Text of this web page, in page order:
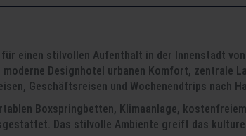
einen stilvollen Aufenthalt in der Innenstadt
Designhotel urbanen Komfort, zentrale
Geschäftsreisen und Wochenendtrips nach
Boxspringbetten, Klimaanlage,
Das stilvolle Ambiente greift das